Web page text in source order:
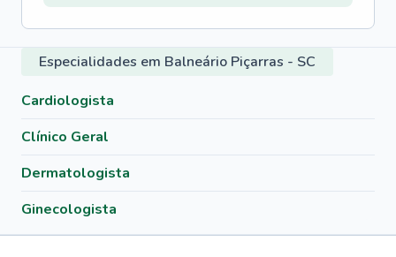
Especialidades em Balneário Piçarras - SC
Cardiologista
Clínico Geral
Dermatologista
Ginecologista